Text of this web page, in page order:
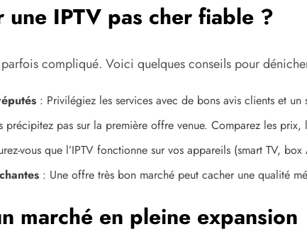
une IPTV pas cher fiable ?
parfois compliqué. Voici quelques conseils pour
: Privilégiez les services avec de bons avis clients et un
précipitez pas sur la première offre venue. Comparez les
vous que l’IPTV fonctionne sur vos appareils (smart TV,
: Une offre très bon marché peut cacher une qualité
marché en pleine expansion